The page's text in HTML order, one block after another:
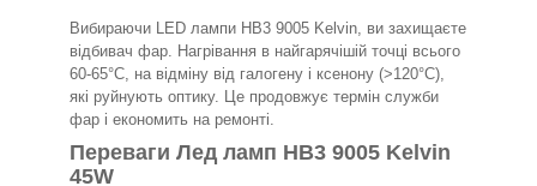
Вибираючи LED лампи HB3 9005 Kelvin, ви захищаєте
відбивач фар. Нагрівання в найгарячішій точці всього
60-65°C, на відміну від галогену і ксенону (>120°C),
які руйнують оптику. Це продовжує термін служби
фар і економить на ремонті.
Переваги Лед ламп HB3 9005 Kelvin
45W